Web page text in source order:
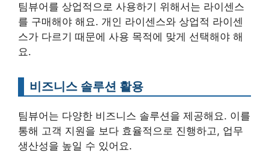
팀뷰어를 상업적으로 사용하기 위해서는 라이센스
를 구매해야 해요. 개인 라이센스와 상업적 라이센
스가 다르기 때문에 사용 목적에 맞게 선택해야 해
요.
비즈니스 솔루션 활용
팀뷰어는 다양한 비즈니스 솔루션을 제공해요. 이를
통해 고객 지원을 보다 효율적으로 진행하고, 업무
생산성을 높일 수 있어요.